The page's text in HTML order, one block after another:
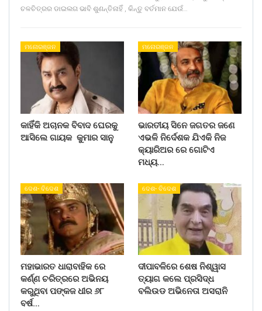
ଚଳଚିତ୍ରର ଡାଇଲଗ ଭାବି ଶୁଣନ୍ତିନାହିଁ , କିନ୍ତୁ ବର୍ତମାନ ଯେଉଁ…
ମନୋରଞ୍ଜନ
କାହିଁକି ଅଚାନକ ବିବାଦ ଘେରକୁ
ଆସିଲେ ଗାୟକ କୁମାର ସାନୁ
ମନୋରଞ୍ଜନ
ଭାରତୀୟ ସିନେ ଜଗତର ଜଣେ
ଏଭଳି ନିର୍ଦେଶକ ଯିଏକି ନିଜ
କ୍ୟାରିଅର ରେ ଗୋଟିଏ
ମଧ୍ୟ…
ଦେଶ- ବିଦେଶ
ମହାଭାରତ ଧାରାବାହିକ ରେ
କର୍ଣ୍ଣ ଚରିତ୍ରରେ ଅଭିନୟ
କରୁଥିବା ପଙ୍କଜ ଧୀର ୬୮
ବର୍ଷ…
ଦେଶ- ବିଦେଶ
ଦୀପାବଳିରେ ଶେଷ ନିଶ୍ୱାସ
ତ୍ୟାଗ କଲେ ପ୍ରସିଦ୍ଧ
ବଲିଉଡ ଅଭିନେତା ଅସରାନି